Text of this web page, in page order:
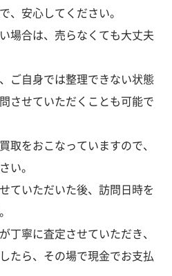
、安心してください。
場合は、売らなくても大丈夫
ご自身では整理できない状態
させていただくことも可能で
取をおこなっていますので、
い。
ていただいた後、訪問日時を
丁寧に査定させていただき、
たら、その場で現金でお支払